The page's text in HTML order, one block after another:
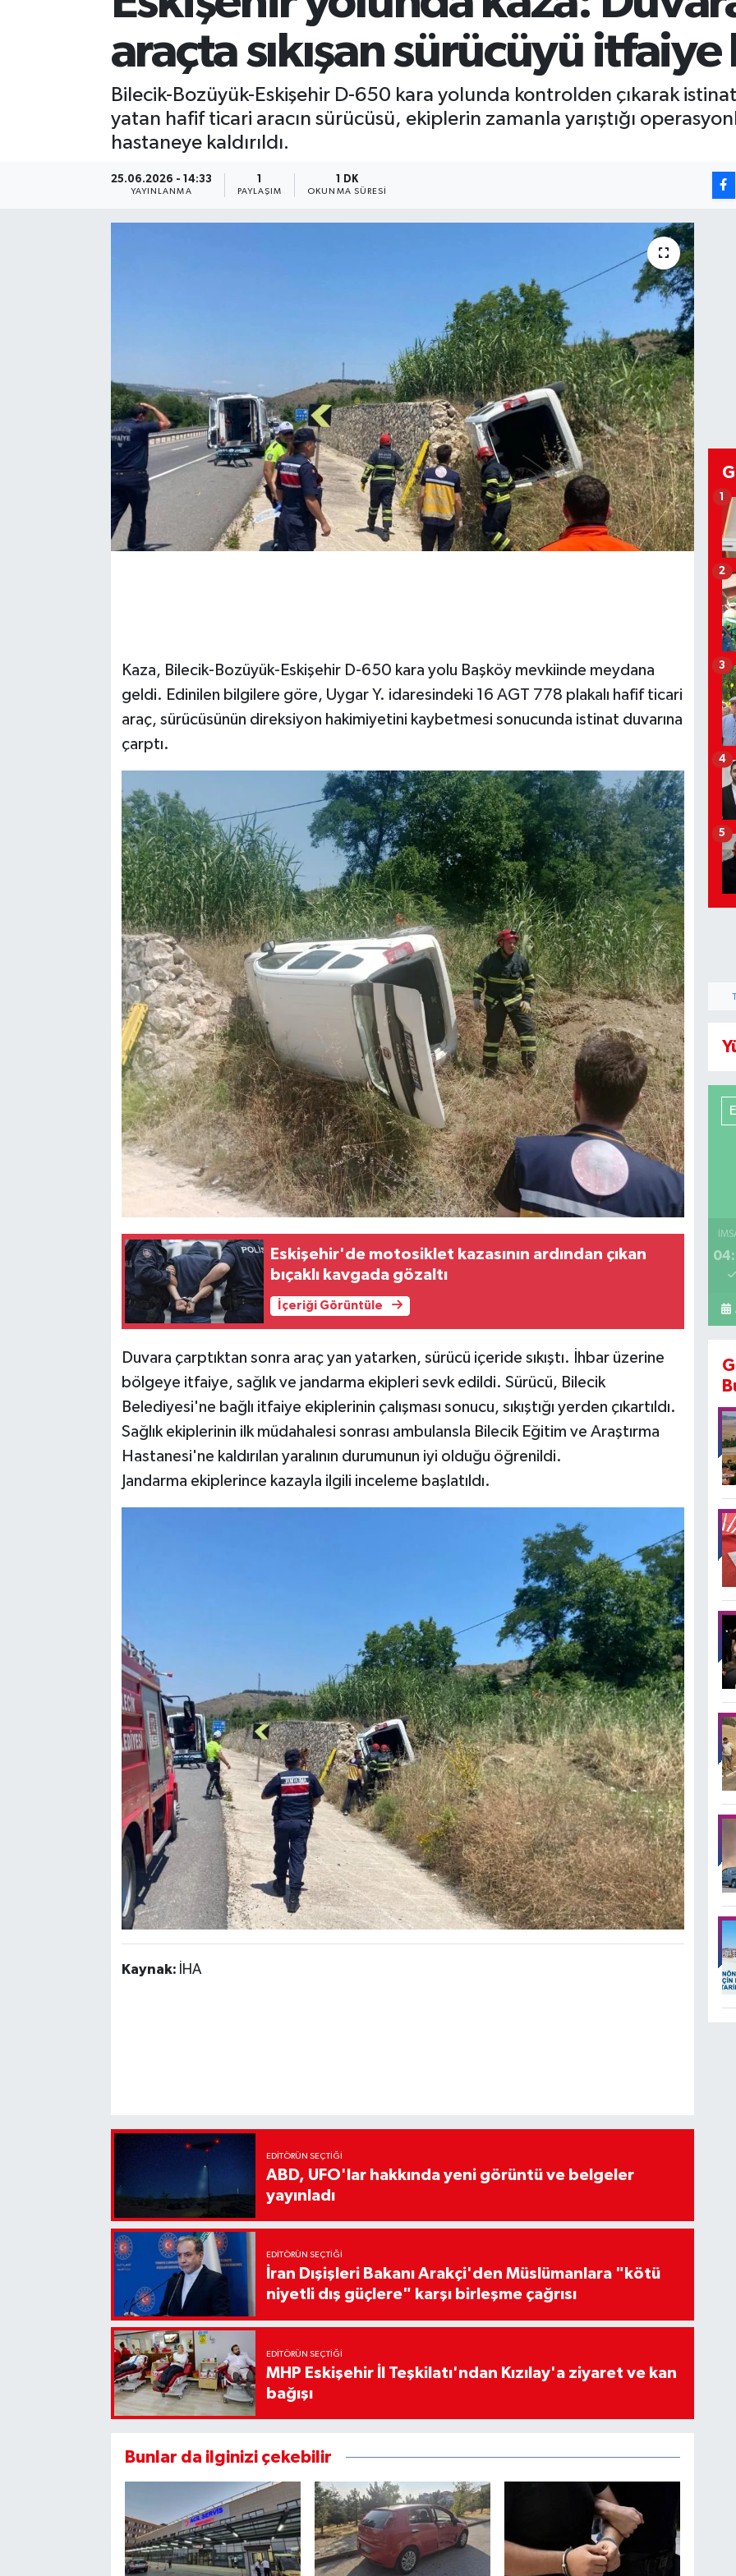
araçta sıkışan sürücüyü itfaiye
Bilecik-Bozüyük-Eskişehir D-650 kara yolunda kontrolden çıkarak
yatan hafif ticari aracın sürücüsü, ekiplerin zamanla yarıştığı
hastaneye kaldırıldı.
25.06.2026 - 14:33
YAYINLANMA PAYLAŞIM
1 DK
OKUNMA SÜRESI
Kaza, Bilecik-Bozüyük-Eskişehir D-650 kara yolu Başköy mevkiinde meydana
geldi. Edinilen bilgilere göre, Uygar Y. idaresindeki 16 AGT 778 plakalı hafif ticari
araç, sürücüsünün direksiyon hakimiyetini kaybetmesi sonucunda istinat duvarına
çarptı.
Eskişehir'de motosiklet kazasının ardından çıkan
bıçaklı kavgada gözaltı
İçeriği Görüntüle
Duvara çarptıktan sonra araç yan yatarken, sürücü içeride sıkıştı. İhbar üzerine
bölgeye itfaiye, sağlık ve jandarma ekipleri sevk edildi. Sürücü, Bilecik
Belediyesi'ne bağlı itfaiye ekiplerinin çalışması sonucu, sıkıştığı yerden çıkartıldı.
Sağlık ekiplerinin ilk müdahalesi sonrası ambulansla Bilecik Eğitim ve Araştırma
Hastanesi'ne kaldırılan yaralının durumunun iyi olduğu öğrenildi.
Jandarma ekiplerince kazayla ilgili inceleme başlatıldı.
Kaynak: İHA
EDITÖRÜN SEÇTIĞI
ABD, UFO'lar hakkında yeni görüntü ve belgeler
yayınladı
EDITÖRÜN SEÇTIĞI
İran Dışişleri Bakanı Arakçi'den Müslümanlara "kötü
niyetli dış güçlere" karşı birleşme çağrısı
EDITÖRÜN SEÇTIĞI
MHP Eskişehir İl Teşkilatı'ndan Kızılay'a ziyaret ve kan
bağışı
Bunlar da ilginizi çekebilir
1
2
3
4
5